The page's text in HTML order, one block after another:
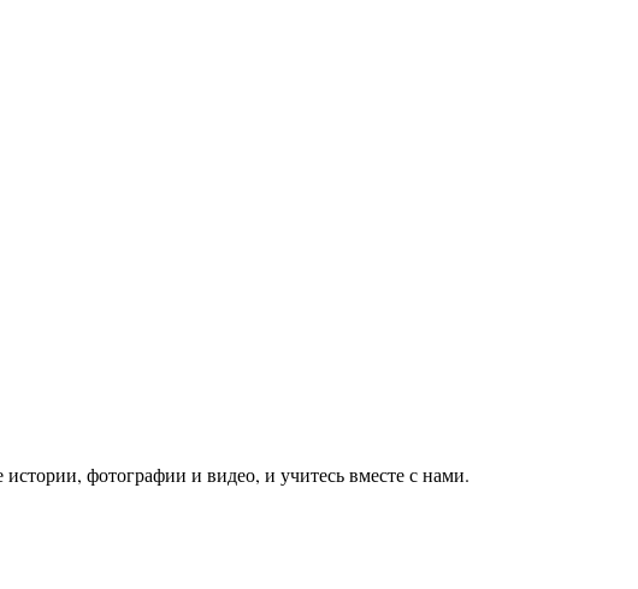
фотографии и видео, и учитесь вместе с нами.